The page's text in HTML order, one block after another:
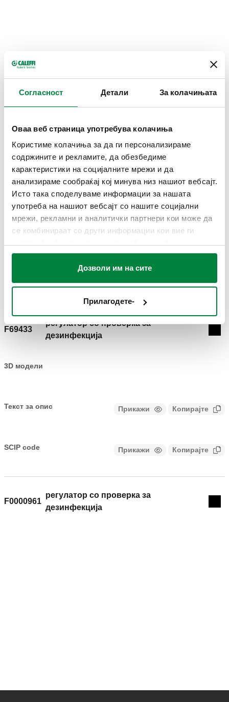
Согласност Детали За колачињата
Оваа веб страница употребува колачиња
Користиме колачиња за да ги персонализираме
содржините и рекламите, да обезбедиме
карактеристики на социјалните мрежи и да
анализираме сообраќај кој минува низ нашиот вебсајт.
Исто така споделуваме информации за нашата
употреба на нашиот вебсајт со нашите социјални
мрежи, рекламни и аналитички партнери кои може да
се комбинираат со други информации кои вие ги
вашата употреба на нивните услуги.
Дозволи им на сите
Прилагодете-
Преземи во висока резолуција
Најди продавница
ОПИС НА ПРОИЗВОДОТ
Резервна регулатор за електронски вентил за мешање
серија 6000, 230 V.
ЦРТЕЖИ И СПЕЦИФИКАЦИИ
Број на дел Забелешка
F69433
регулатор со проверка за
дезинфекција
3D модели
Текст за опис Прикажи Копирајте
вентил за мешање серија 6000, 230 V.
SCIP code Прикажи Копирајте
F0000961
регулатор со проверка за
дезинфекција